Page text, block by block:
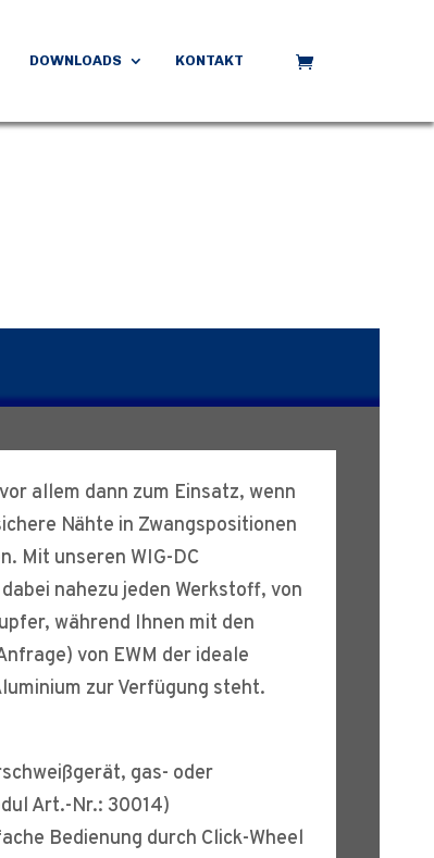
DOWNLOADS KONTAKT
allem dann zum Einsatz, wenn
Nähte in Zwangspositionen
Mit unseren WIG-DC
nahezu jeden Werkstoff, von
während Ihnen mit den
von EWM der ideale
zur Verfügung steht.
gas- oder
Art.-Nr.: 30014)
Bedienung durch Click-Wheel